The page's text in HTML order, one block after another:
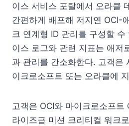
이스 서비스 포탈에서 오라클
간편하게 배포해 저지연 OCI-
크 연계형 ID 관리를 구성할 수
이스 로그와 관련 지표는 애저
과 관리를 간소화한다. 고객은
이크로소프트 또는 오라클에
고객은 OCI와 마이크로소프트
라이즈급 미션 크리티컬 워크